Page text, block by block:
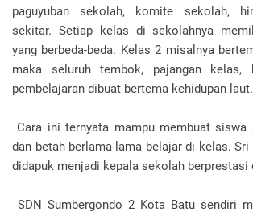
paguyuban sekolah, komite sekolah,
sekitar. Setiap kelas di sekolahnya
yang berbeda-beda. Kelas 2 misalnya
maka seluruh tembok, pajangan kelas,
pembelajaran dibuat bertema kehidupan laut.
Cara ini ternyata mampu membuat siswa
dan betah berlama-lama belajar di kelas.
didapuk menjadi kepala sekolah berprestasi
SDN Sumbergondo 2 Kota Batu sendiri